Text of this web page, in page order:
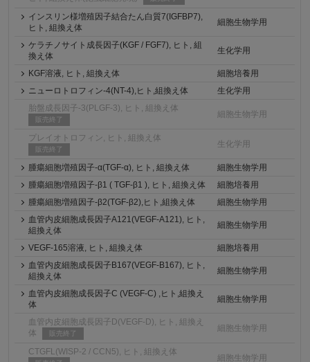
インスリン様増殖因子結合たん白質7(IGFBP7),
ヒト, 組換え体
細胞生物学用
ケラチノサイト成長因子(KGF / FGF7), ヒト, 組
換え体
生化学用
KGF溶液, ヒト, 組換え体
細胞培養用
ニューロトロフィン-4(NT-4),ヒト,組換え体
生化学用
胎盤成長因子-3(PLGF-3), ヒト, 組換え体
販売終了
細胞生物学用
プレイオトロフィン, ヒト, 組換え体
販売終了
生化学用
腫瘍細胞増殖因子-α(TGF-α), ヒト, 組換え体
細胞生物学用
腫瘍細胞増殖因子-β1 ( TGF-β1 ), ヒト, 組換え体
細胞培養用
腫瘍細胞増殖因子-β2(TGF-β2),ヒト,組換え体
細胞生物学用
血管内皮細胞成長因子A121(VEGF-A121), ヒト,
組換え体
細胞生物学用
VEGF-165溶液, ヒト, 組換え体
細胞培養用
血管内皮細胞成長因子B167(VEGF-B167), ヒト,
組換え体
細胞生物学用
血管内皮細胞成長因子C (VEGF-C) ,ヒト,組換え
体
細胞生物学用
血管内皮細胞成長因子D(VEGF-D), ヒト, 組換え
体
販売終了
細胞生物学用
CTGFL(WISP-2 / CCN5), ヒト, 組換え体
細胞生物学用